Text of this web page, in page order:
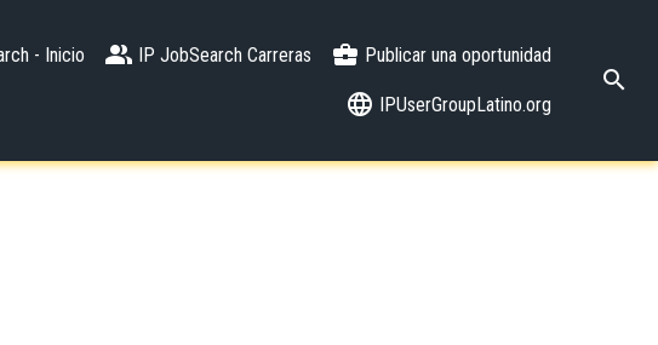
- Inicio IP JobSearch Carreras Publicar una oportunidad
IPUserGroupLatino.org